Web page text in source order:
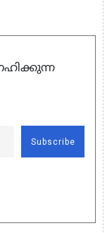
Subscribe